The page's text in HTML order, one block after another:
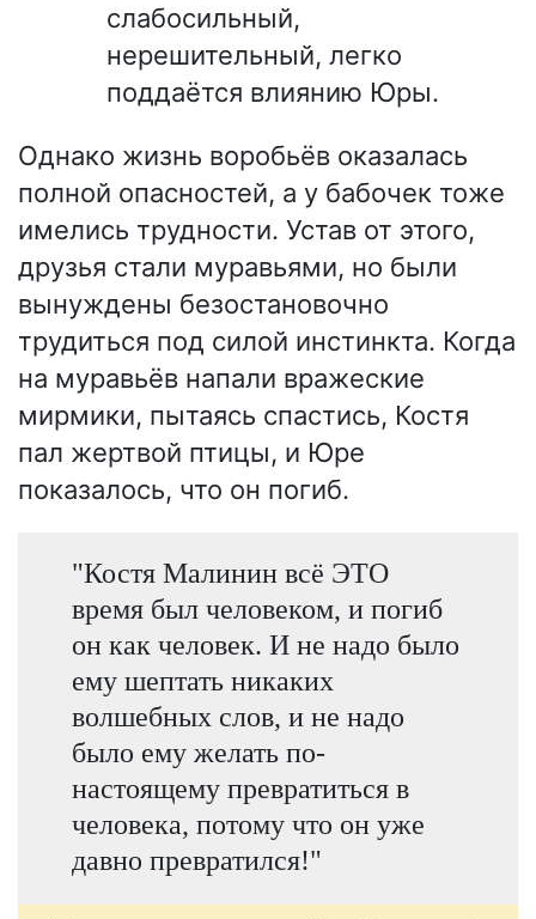
слабосильный,
нерешительный, легко
поддаётся влиянию Юры.
Однако жизнь воробьёв оказалась
полной опасностей, а у бабочек тоже
имелись трудности. Устав от этого,
друзья стали муравьями, но были
вынуждены безостановочно
трудиться под силой инстинкта. Когда
на муравьёв напали вражеские
мирмики, пытаясь спастись, Костя
пал жертвой птицы, и Юре
показалось, что он погиб.
"Костя Малинин всё ЭТО
время был человеком, и погиб
он как человек. И не надо было
ему шептать никаких
волшебных слов, и не надо
было ему желать по-
настоящему превратиться в
человека, потому что он уже
давно превратился!"